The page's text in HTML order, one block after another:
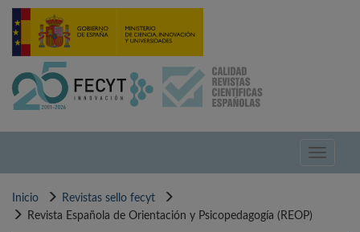
Pasar
contenido
Toggle
Inicio
Revistas sello fecyt
Revista Española de Orientación y Psicopedagogía (REOP)